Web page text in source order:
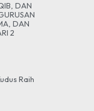
DAN
DAN
2
Raih